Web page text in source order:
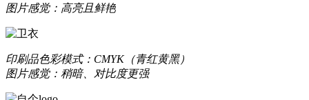
图片感觉：高亮且鲜艳
印刷品色彩模式：CMYK（青红黄黑）
图片感觉：稍暗、对比度更强